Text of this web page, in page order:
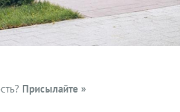
Присылайте »